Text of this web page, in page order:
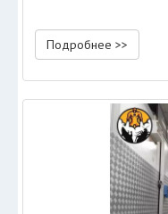
Подробнее >>